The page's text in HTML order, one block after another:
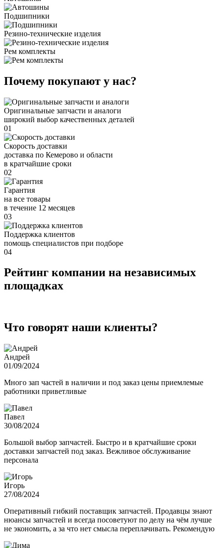
Подшипники
Резино-технические изделия
Рем комплекты
Почему покупают у нас?
Оригинальные запчасти и аналоги
широкий выбор качественных деталей
01
Скорость доставки
доставка по Кемерово и области
в кратчайшие сроки
02
Гарантия
на все товары
в течение 12 месяцев
03
Поддержка клиентов
помощь специалистов при подборе
04
Рейтинг компании на независимых
площадках
Что говорят наши клиенты?
Андрей
01/09/2024
Много зап частей в наличии и под заказ цены приемлемые
работники приветливые
Павел
30/08/2024
Большой выбор запчастей. Быстро и в кратчайшие сроки
доставки запчастей под заказ. Вежливое обслуживание
персонала
Игорь
27/08/2024
Оперативный гибкий поставщик запчастей. Продавцы знают
нюансы запчастей и всегда посоветуют по делу на чём лучше
не экономить, а за что нет смысла переплачивать. Рекомендую